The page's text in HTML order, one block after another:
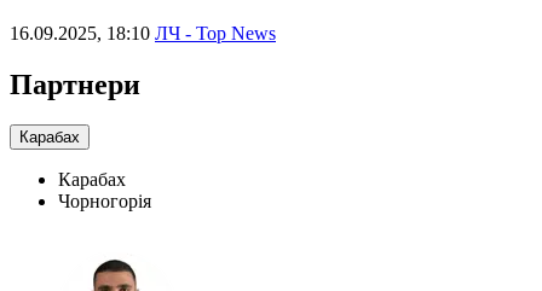
16.09.2025, 18:10 ЛЧ - Top News
Партнери
Карабах
Карабах
Чорногорія